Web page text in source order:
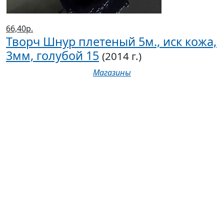
66,40р.
Творч Шнур плетеный 5м., иск кожа,
3мм, голубой 15 (2014 г.)
Магазины